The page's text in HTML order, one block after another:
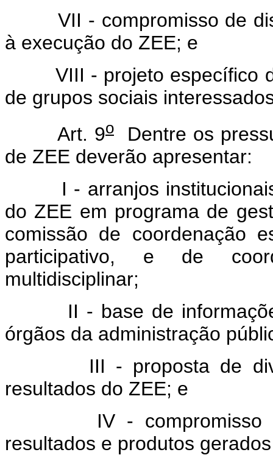
VII - compromisso de
à execução do ZEE; e
VIII - projeto específico
de grupos sociais
Art. 9o Dentre os
de ZEE deverão apresentar:
I - arranjos institucionais
do ZEE em programa de
comissão de coordenação
participativo, e de
multidisciplinar;
II - base de informações
órgãos da administração
III - proposta de
resultados do ZEE; e
IV - compromisso de
resultados e produtos